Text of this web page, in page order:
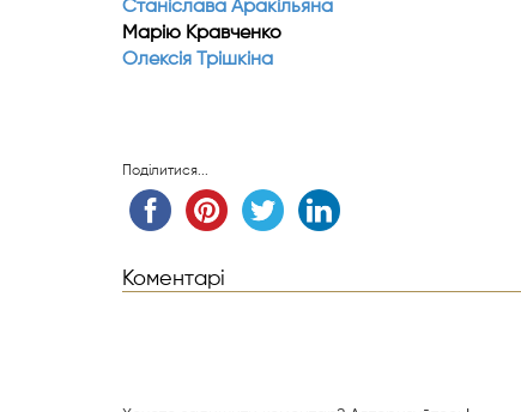
Станіслава Аракільяна
Марію Кравченко
Олексія Трішкіна
Поділитися...
Коментарі